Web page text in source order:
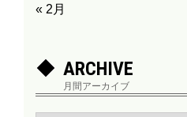
« 2月
ARCHIVE
月間アーカイブ